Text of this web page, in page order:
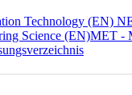
Technology (EN)
Science (EN)MET -